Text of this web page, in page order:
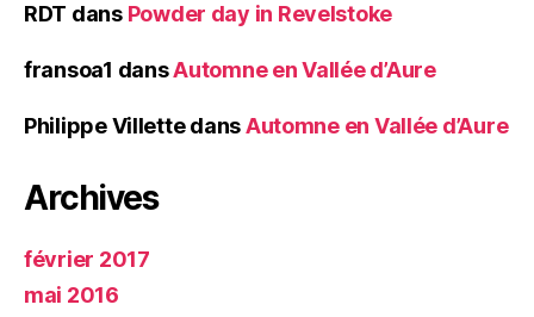
RDT dans Powder day in Revelstoke
fransoa1 dansAutomne en Vallée d’Aure
Philippe VillettedansAutomne en Vallée d’Aure
Archives
février 2017
mai 2016